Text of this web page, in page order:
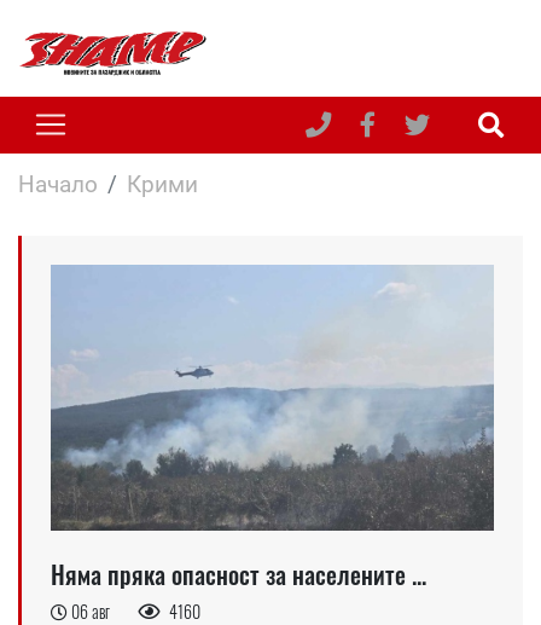
Начало Крими
Няма пряка опасност за населените ...
06 авг 4160